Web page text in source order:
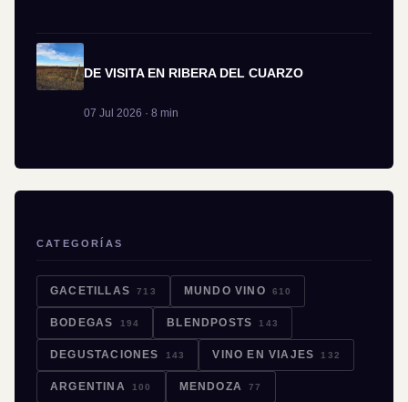
DE VISITA EN RIBERA DEL CUARZO
07 Jul 2026 · 8 min
CATEGORÍAS
GACETILLAS 713 MUNDO VINO 610
BODEGAS 194 BLENDPOSTS 143
DEGUSTACIONES 143 VINO EN VIAJES 132
ARGENTINA 100 MENDOZA 77